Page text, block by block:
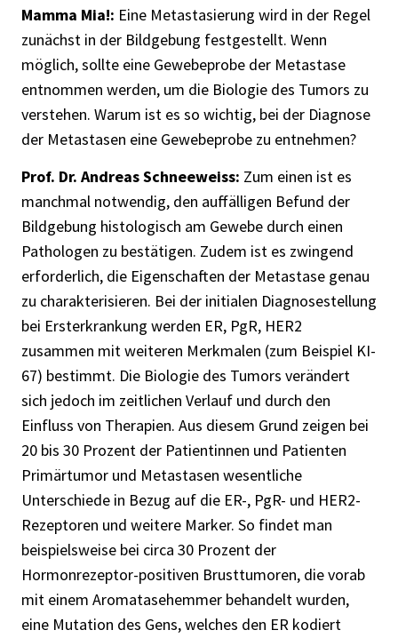
Mamma Mia!: Eine Metastasierung wird in der Regel
zunächst in der Bildgebung festgestellt. Wenn
möglich, sollte eine Gewebeprobe der Metastase
entnommen werden, um die Biologie des Tumors zu
verstehen. Warum ist es so wichtig, bei der Diagnose
der Metastasen eine Gewebeprobe zu entnehmen?
Prof. Dr. Andreas Schneeweiss: Zum einen ist es
manchmal notwendig, den auffälligen Befund der
Bildgebung histologisch am Gewebe durch einen
Pathologen zu bestätigen. Zudem ist es zwingend
erforderlich, die Eigenschaften der Metastase genau
zu charakterisieren. Bei der initialen Diagnosestellung
bei Ersterkrankung werden ER, PgR, HER2
zusammen mit weiteren Merkmalen (zum Beispiel KI-
67) bestimmt. Die Biologie des Tumors verändert
sich jedoch im zeitlichen Verlauf und durch den
Einfluss von Therapien. Aus diesem Grund zeigen bei
20 bis 30 Prozent der Patientinnen und Patienten
Primärtumor und Metastasen wesentliche
Unterschiede in Bezug auf die ER-, PgR- und HER2-
Rezeptoren und weitere Marker. So findet man
beispielsweise bei circa 30 Prozent der
Hormonrezeptor-positiven Brusttumoren, die vorab
mit einem Aromatasehemmer behandelt wurden,
eine Mutation des Gens, welches den ER kodiert